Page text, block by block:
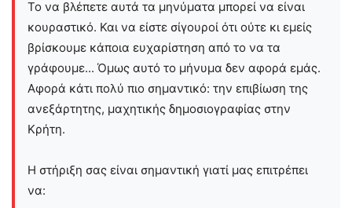
Το να βλέπετε αυτά τα μηνύματα μπορεί να είναι
κουραστικό. Και να είστε σίγουροί ότι ούτε κι εμείς
βρίσκουμε κάποια ευχαρίστηση από το να τα
γράφουμε... Όμως αυτό το μήνυμα δεν αφορά εμάς.
Αφορά κάτι πολύ πιο σημαντικό: την επιβίωση της
ανεξάρτητης, μαχητικής δημοσιογραφίας στην
Kρήτη.
Η στήριξη σας είναι σημαντική γιατί μας επιτρέπει
να: